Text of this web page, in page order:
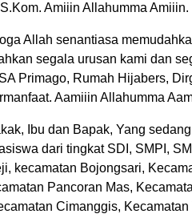
Amiiin Allahumma Amiiin.
Allah senantiasa
segala urusan kami dan
Primago, Rumah Hijabers,
Aamiiin Allahumma
Ibu dan Bapak, Yang
dari tingkat SDI, SMPI,
kecamatan Bojongsari,
Pancoran Mas,
Cimanggis, Kecamatan